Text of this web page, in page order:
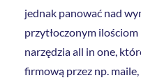
jednak panować nad
przytłoczonym
narzędzia all in one,
firmową przez np.